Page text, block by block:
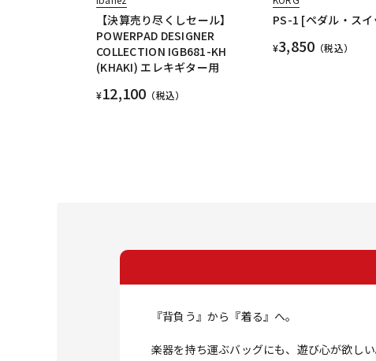
【決算売り尽くしセール】
POWERPAD DESIGNER
COLLECTION IGB681-KH
(KHAKI) エレキギター用
¥12,100 （税込）
PS-1 [ペダル・ス
¥3,850 （税込）
『背負う』から『着る』へ。
楽器を持ち運ぶバッグにも、遊び心が欲し